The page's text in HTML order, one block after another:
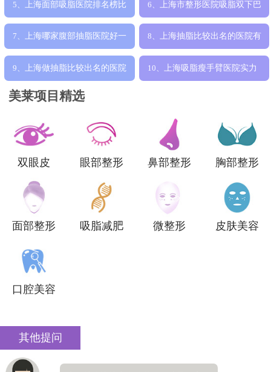
5、 上海面部吸脂医院排名榜比
较好的哪家呢
6、 上海市整形医院吸脂双下巴
手术哪家历害
7、 上海哪家腹部抽脂医院好一
点，吸脂技术
8、 上海抽脂比较出名的医院有
哪些，哪家吸
9、 上海做抽脂比较出名的医院
是哪家，吸脂
10、 上海吸脂瘦手臂医院实力
美莱项目精选
双眼皮 眼部整形 鼻部整形 胸部整形
面部整形 吸脂减肥 微整形 皮肤美容
口腔美容
其他提问